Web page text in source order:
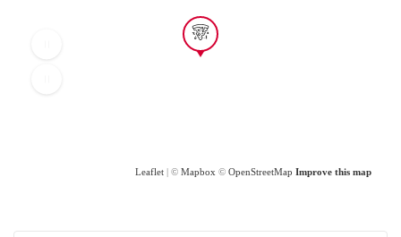
Leaflet | © Mapbox © OpenStreetMap Improve this map